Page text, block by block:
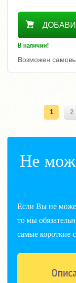
1750
В наличии!
Возможен
1 2
Не
Если Вы не
то мы
самые короткие